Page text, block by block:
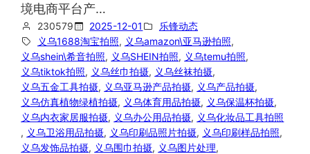
境电商平台产…
230579 2025-12-01
乐锋动态
义乌1688淘宝拍照, 义乌amazon\亚马逊拍照,
义乌shein\希音拍照, 义乌SHEIN拍照, 义乌temu拍照,
义乌tiktok拍照, 义乌丝巾拍摄, 义乌丝袜拍摄,
义乌五金工具拍摄, 义乌亚马逊产品拍摄, 义乌产品拍摄,
义乌仿真植物绿植拍摄, 义乌体育用品拍摄, 义乌保温杯拍摄,
义乌内衣家居服拍摄, 义乌办公用品拍摄, 义乌化妆品工具拍照
, 义乌卫浴用品拍摄, 义乌印刷品照片拍摄, 义乌印刷样品拍照,
义乌发饰品拍摄, 义乌围巾拍摄, 义乌图片处理,